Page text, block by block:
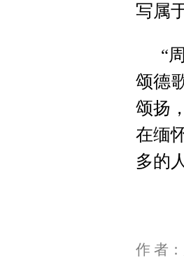
写属
“
颂德
颂扬
在缅
多的
作 者